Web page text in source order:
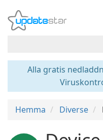
Alla gratis
Hemma Diverse